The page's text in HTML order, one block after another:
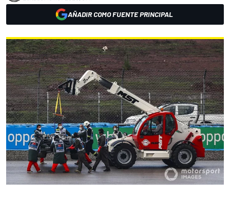
AÑADIR COMO FUENTE PRINCIPAL